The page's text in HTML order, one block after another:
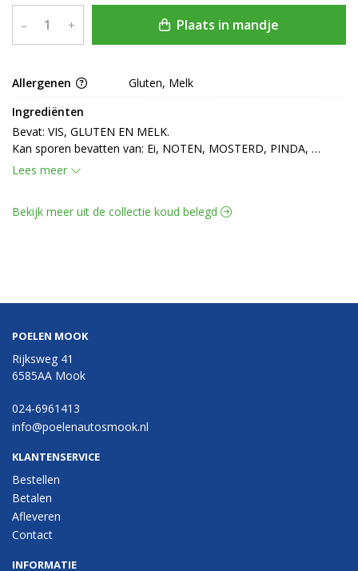
– + Plaats in mandje
Allergenen
Gluten, Melk
Ingrediënten
Bevat: VIS, GLUTEN EN MELK.
Kan sporen bevatten van: Ei, NOTEN, MOSTERD, PINDA,
SCHAALDIEREN EN SESAMZAAD.
Lees meer
Bekijk meer uit de collectie koud belegd
POELEN MOOK
Rijksweg 41
6585AA Mook
024-6961413
info@poelenautosmook.nl
KLANTENSERVICE
Bestellen
Betalen
Afleveren
Contact
INFORMATIE